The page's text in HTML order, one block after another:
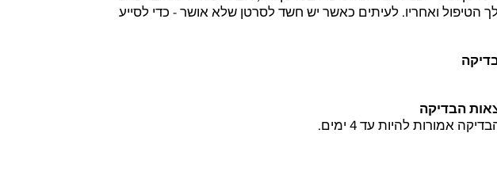
הטיפול ואחריו. לעיתים כאשר יש חשד לסרטן שלא אושר - כדי לסייע
הבדיקה
אמורות להיות עד 4 ימים.